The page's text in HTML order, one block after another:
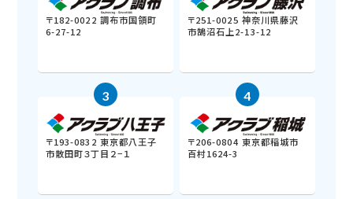
〒182-0022 調布市国領町
6-27-12
〒251-0025 神奈川県藤沢
市鵠沼石上2-13-12
3
〒193-0832 東京都八王子
市散田町３丁目２−１
4
〒206-0804 東京都稲城市
百村1624-3